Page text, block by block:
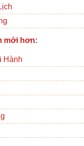
mới hơn:
Hành